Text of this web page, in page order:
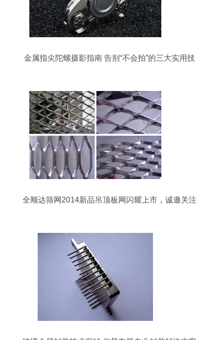
金属指尖陀螺摄影指南 告别“不会拍”的三大实用技
全顺达筛网2014新品吊顶板网闪耀上市，诚邀关注